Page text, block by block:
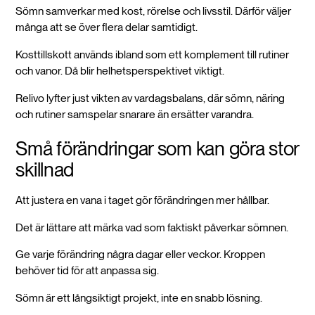
Sömn samverkar med kost, rörelse och livsstil. Därför väljer
många att se över flera delar samtidigt.
Kosttillskott används ibland som ett komplement till rutiner
och vanor. Då blir helhetsperspektivet viktigt.
Relivo lyfter just vikten av vardagsbalans, där sömn, näring
och rutiner samspelar snarare än ersätter varandra.
Små förändringar som kan göra stor
skillnad
Att justera en vana i taget gör förändringen mer hållbar.
Det är lättare att märka vad som faktiskt påverkar sömnen.
Ge varje förändring några dagar eller veckor. Kroppen
behöver tid för att anpassa sig.
Sömn är ett långsiktigt projekt, inte en snabb lösning.